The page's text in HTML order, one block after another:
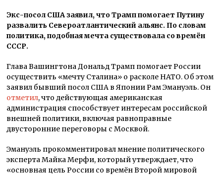
Экс-посол США заявил, что Трамп помогает Путину
развалить Североатлантический альянс. По словам
политика, подобная мечта существовала со времён
СССР.
Глава Вашингтона Дональд Трамп помогает России
осуществить «мечту Сталина» о расколе НАТО. Об этом
заявил бывший посол США в Японии Рам Эмануэль. Он
отметил, что действующая американская
администрация способствует интересам российской
внешней политики, включая равноправные
двусторонние переговоры с Москвой.
Эмануэль прокомментировал мнение политического
эксперта Майка Мерфи, который утверждает, что
«основная цель России со времён Второй мировой